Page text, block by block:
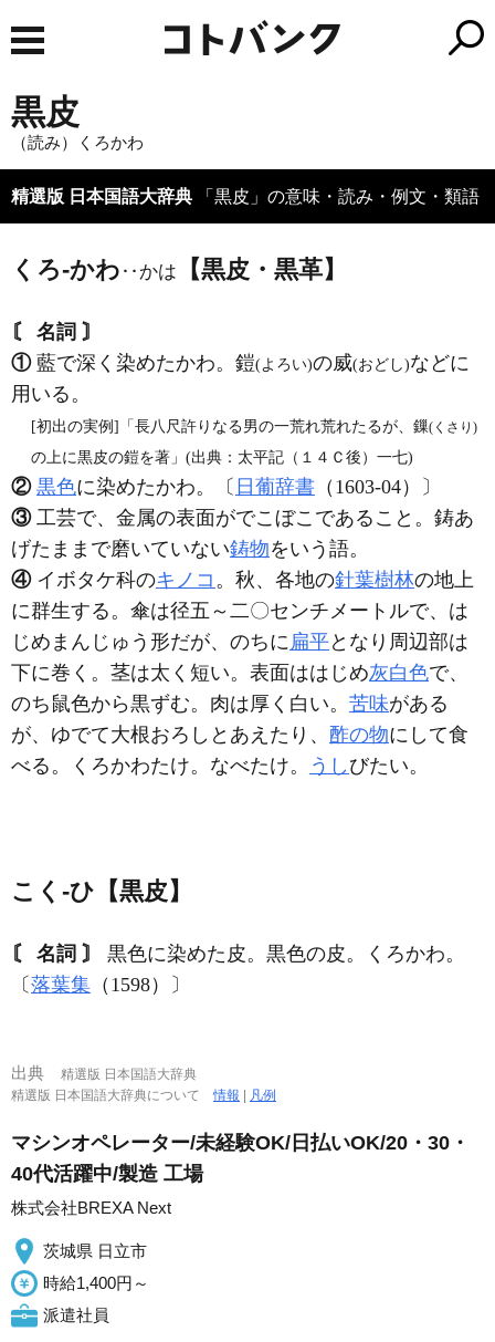
黒皮
（読み）くろかわ
精選版 日本国語大辞典 「黒皮」の意味・読み・例文・類語
くろ‐かわ ‥かは 【黒皮・黒革】
〘 名詞 〙
①藍で深く染めたかわ。鎧(よろい)の威(おどし)などに
用いる。
[初出の実例]「長八尺許りなる男の一荒れ荒れたるが、鏁(くさり)
の上に黒皮の鎧を著」(出典：太平記（１４Ｃ後）一七)
② 黒色に染めたかわ。〔 日葡辞書 （1603‐04）〕
③工芸で、金属の表面がでこぼこであること。鋳あ
げたままで磨いていない鋳物をいう語。
④イボタケ科のキノコ 。秋、各地の針葉樹林の地上
に群生する。傘は径五～二〇センチメートルで、は
じめまんじゅう形だが、のちに扁平となり周辺部は
下に巻く。茎は太く短い。表面ははじめ灰白色で、
のち鼠色から黒ずむ。肉は厚く白い。 苦味がある
が、ゆでて大根おろしとあえたり、 酢の物にして食
べる。くろかわたけ。なべたけ。
うし びたい。
こく‐ひ【黒皮】
〘 名詞 〙
黒色に染めた皮。黒色の皮。くろかわ。
〔 落葉集 （1598）〕
出典
精選版 日本国語大辞典
精選版 日本国語大辞典について情報 凡例
マシンオペレーター/未経験OK/日払いOK/20・30・
40代活躍中/製造 工場
株式会社BREXA Next
茨城県 日立市
時給1,400円～
派遣社員